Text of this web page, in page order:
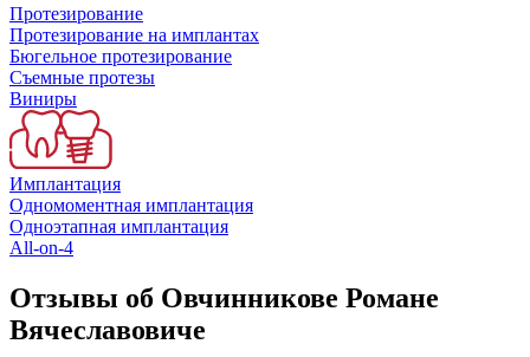
Протезирование
Протезирование на имплантах
Бюгельное протезирование
Съемные протезы
Виниры
Имплантация
Одномоментная имплантация
Одноэтапная имплантация
All-on-4
Отзывы об Овчинникове Романе
Вячеславовиче